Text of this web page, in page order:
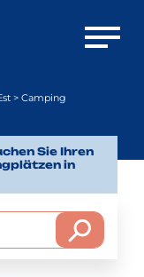
Menü
> Camping
Sie Ihren
in